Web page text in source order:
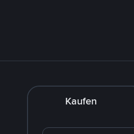
Kaufen